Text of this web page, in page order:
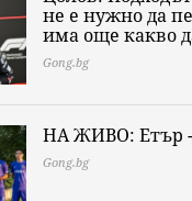
не е нужно да
има още какво
Gong.bg
НА ЖИВО: Етър
Gong.bg